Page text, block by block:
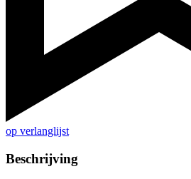
op verlanglijst
Beschrijving